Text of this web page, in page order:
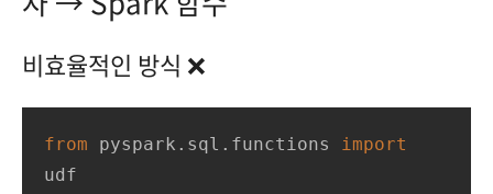
비효율적인 방식 ❌
from pyspark.sql.functions import